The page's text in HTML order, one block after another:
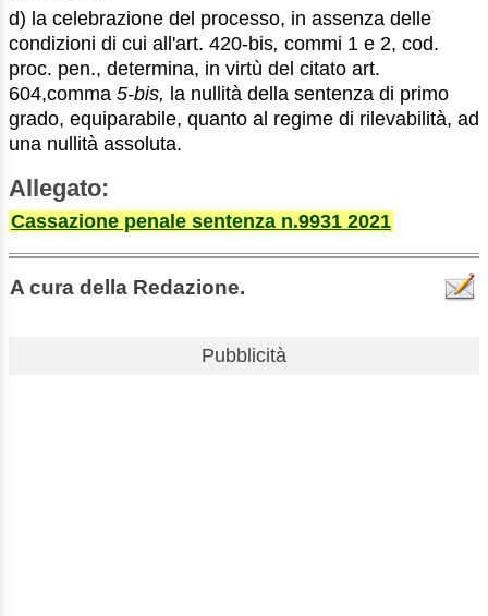
d) la celebrazione del processo, in assenza delle
condizioni di cui all'art. 420-bis, commi 1 e 2, cod.
proc. pen., determina, in virtù del citato art.
604,comma 5-bis, la nullità della sentenza di primo
grado, equiparabile, quanto al regime di rilevabilità, ad
una nullità assoluta.
Allegato:
Cassazione penale sentenza n.9931 2021
A cura della Redazione.
Pubblicità